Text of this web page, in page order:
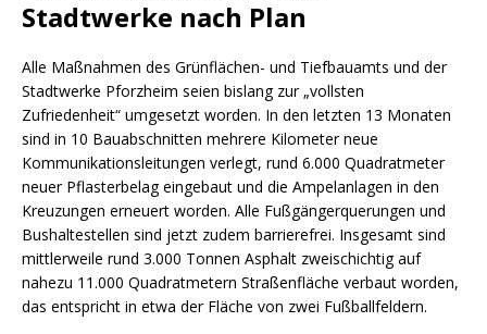
Stadtwerke nach Plan
Alle Maßnahmen des Grünflächen- und Tiefbauamts und der
Stadtwerke Pforzheim seien bislang zur „vollsten
Zufriedenheit“ umgesetzt worden. In den letzten 13 Monaten
sind in 10 Bauabschnitten mehrere Kilometer neue
Kommunikationsleitungen verlegt, rund 6.000 Quadratmeter
neuer Pflasterbelag eingebaut und die Ampelanlagen in den
Kreuzungen erneuert worden. Alle Fußgängerquerungen und
Bushaltestellen sind jetzt zudem barrierefrei. Insgesamt sind
mittlerweile rund 3.000 Tonnen Asphalt zweischichtig auf
nahezu 11.000 Quadratmetern Straßenfläche verbaut worden,
das entspricht in etwa der Fläche von zwei Fußballfeldern.